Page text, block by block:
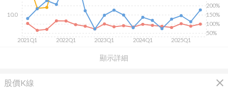
顯示詳細
2021Q1 2022Q1 2023Q1 2024Q1 2025Q1
50%
100%
150%
200%
10.0
股價K線 close